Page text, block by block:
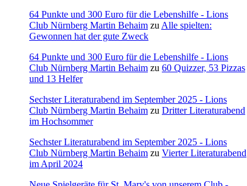
64 Punkte und 300 Euro für die Lebenshilfe - Lions
Club Nürnberg Martin Behaim zuAlle spielten:
Gewonnen hat der gute Zweck
64 Punkte und 300 Euro für die Lebenshilfe - Lions
Club Nürnberg Martin Behaim zu 60 Quizzer, 53 Pizzas
und 13 Helfer
Sechster Literaturabend im September 2025 - Lions
Club Nürnberg Martin Behaim zu Dritter Literaturabend
im Hochsommer
Sechster Literaturabend im September 2025 - Lions
Club Nürnberg Martin Behaim zu Vierter Literaturabend
im April 2024